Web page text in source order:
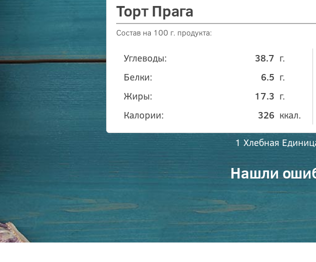
Торт Прага
Состав на 100 г. продукта:
Углеводы: г.
38.7
Белки:
г.
6.5
Жиры:
г.
17.3
Калории:
ккал.
326
1 Хлебная
Нашли